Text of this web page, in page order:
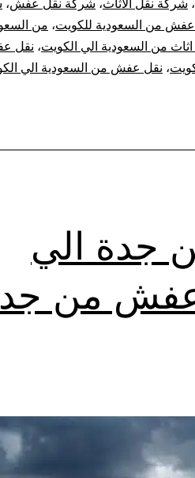
، شركة نقل الأثاث، شركة نقل عفش،
من السعودية للكويت، من
من السعودية الي الكويت، نقل
، نقل عفش من السعودية الي
جدة الي
عفش من